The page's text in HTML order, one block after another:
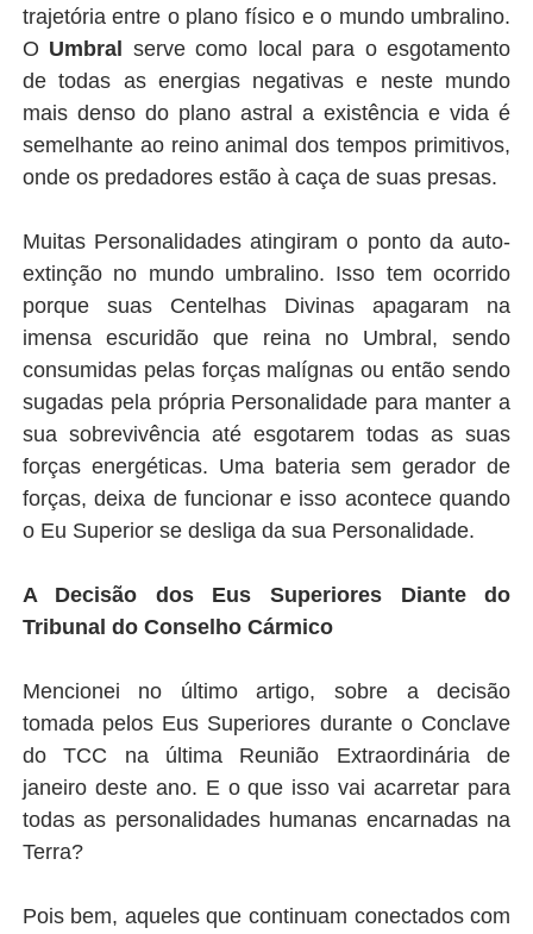
trajetória entre o plano físico e o mundo umbralino.
O Umbral serve como local para o esgotamento
de todas as energias negativas e neste mundo
mais denso do plano astral a existência e vida é
semelhante ao reino animal dos tempos primitivos,
onde os predadores estão à caça de suas presas.
Muitas Personalidades atingiram o ponto da auto-
extinção no mundo umbralino. Isso tem ocorrido
porque suas Centelhas Divinas apagaram na
imensa escuridão que reina no Umbral, sendo
consumidas pelas forças malígnas ou então sendo
sugadas pela própria Personalidade para manter a
sua sobrevivência até esgotarem todas as suas
forças energéticas. Uma bateria sem gerador de
forças, deixa de funcionar e isso acontece quando
o Eu Superior se desliga da sua Personalidade.
A Decisão dos Eus Superiores Diante do
Tribunal do Conselho Cármico
Mencionei no último artigo, sobre a decisão
tomada pelos Eus Superiores durante o Conclave
do TCC na última Reunião Extraordinária de
janeiro deste ano. E o que isso vai acarretar para
todas as personalidades humanas encarnadas na
Terra?
Pois bem, aqueles que continuam conectados com